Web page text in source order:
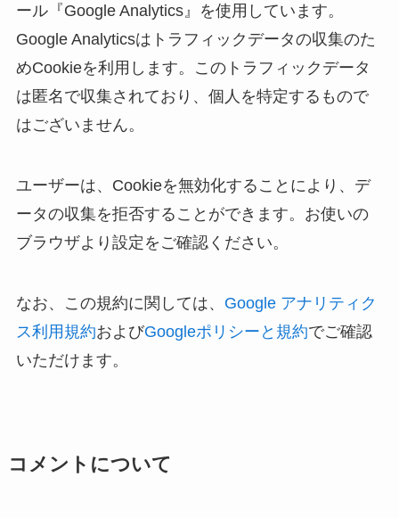
ール『Google Analytics』を使用しています。
Google Analyticsはトラフィックデータの収集のた
めCookieを利用します。このトラフィックデータ
は匿名で収集されており、個人を特定するもので
はございません。
ユーザーは、Cookieを無効化することにより、デ
ータの収集を拒否することができます。お使いの
ブラウザより設定をご確認ください。
なお、この規約に関しては、 Google アナリティク
ス利用規約およびGoogleポリシーと規約でご確認
いただけます。
コメントについて